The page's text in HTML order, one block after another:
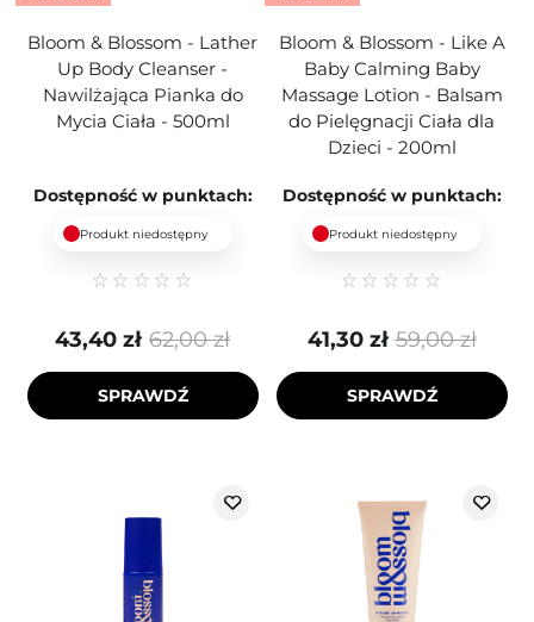
Bloom & Blossom - Lather
Up Body Cleanser -
Nawilżająca Pianka do
Mycia Ciała - 500ml
Dostępność w punktach:
Produkt niedostępny
62,00 zł
43,40 zł
SPRAWDŹ
Bloom & Blossom - Like A
Baby Calming Baby
Massage Lotion - Balsam
do Pielęgnacji Ciała dla
Dzieci - 200ml
Dostępność w punktach:
Produkt niedostępny
59,00 zł
41,30 zł
SPRAWDŹ